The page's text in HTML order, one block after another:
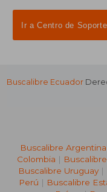
Ir a Centro de Soporte
Buscalibre Ecuador
Buscalibre Argentina
Colombia |
Buscalibre Uruguay|
Perú | Buscalibre